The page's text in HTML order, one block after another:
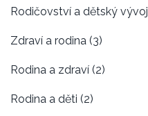
Rodičovství a dětský vývoj
Zdraví a rodina (3)
Rodina a zdraví (2)
Rodina a děti (2)